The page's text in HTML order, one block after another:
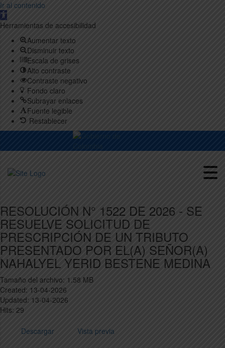
Ir al contenido
Abrir
barra
herramientas
Herramientas de accesibilidad
Aumentar texto
Disminuir texto
Escala de grises
Alto contraste
Contraste negativo
Fondo claro
Subrayar enlaces
Fuente legible
Restablecer
RESOLUCIÓN N° 1522 DE 2026 - SE
RESUELVE SOLICITUD DE
PRESCRIPCIÓN DE UN TRIBUTO
PRESENTADO POR EL(A) SEÑOR(A)
NAHALYEL YERID BESTENE MEDINA
Tamaño del archivo: 1.58 MB
Created: 13-04-2026
Updated: 13-04-2026
Hits: 29
Descargar Vista previa